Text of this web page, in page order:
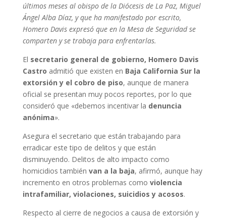
últimos meses al obispo de la Diócesis de La Paz, Miguel
Ángel Alba Díaz, y que ha manifestado por escrito,
Homero Davis expresó que en la Mesa de Seguridad se
comparten y se trabaja para enfrentarlas.
El secretario general de gobierno, Homero Davis
Castro admitió que existen en Baja California Sur la
extorsión y el cobro de piso, aunque de manera
oficial se presentan muy pocos reportes, por lo que
consideró que «debemos incentivar la denuncia
anónima».
Asegura el secretario que están trabajando para
erradicar este tipo de delitos y que están
disminuyendo. Delitos de alto impacto como
homicidios también van a la baja, afirmó, aunque hay
incremento en otros problemas como violencia
intrafamiliar, violaciones, suicidios y acosos.
Respecto al cierre de negocios a causa de extorsión y